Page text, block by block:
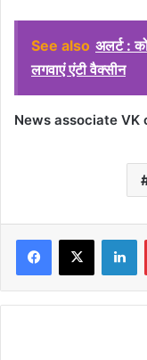
See also अलर्ट :
लगवाएं एंटी वैक्सीन
News associate VK
Facebook
X